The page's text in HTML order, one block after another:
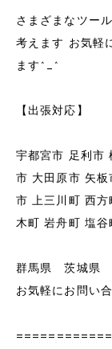
さまざまなツー
考えます お気軽
ます^_^
【出張対応】
宇都宮市 足利市
市 大田原市 矢
市 上三川町 西
木町 岩舟町 塩谷
群馬県 茨城県
お気軽にお問い